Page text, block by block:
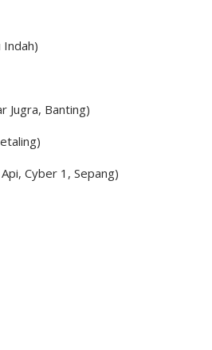
Indah)
Jugra, Banting)
Cyber 1, Sepang)